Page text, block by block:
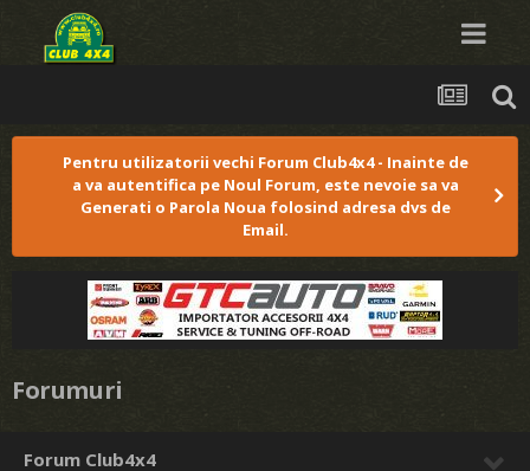
Pentru utilizatorii vechi Forum Club4x4 - Inainte de
a va autentifica pe Noul Forum, este nevoie sa va
Generati o Parola Noua folosind adresa dvs de
Email.
Forumuri
Forum Club4x4